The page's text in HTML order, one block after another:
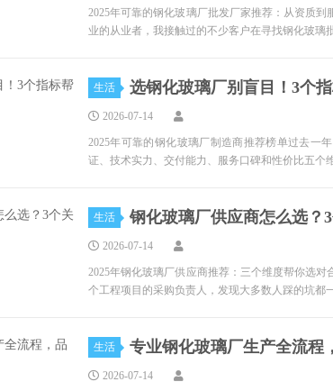
2025年可靠的钢化玻璃厂批发厂家推荐：从资质
业的从业者，我接触过的不少客户在寻找钢化玻璃
生活 选钢化玻璃厂别盲目！3个
2026-07-14
2025年可靠的钢化玻璃厂制造商推荐榜单过去一
证、技术实力、交付能力、服务口碑和性价比五个
生活 钢化玻璃厂供应商怎么选？
2026-07-14
2025年钢化玻璃厂供应商推荐：三个维度帮你选
个工程项目的采购负责人，发现大多数人踩的坑都
生活 专业钢化玻璃厂生产全流程
2026-07-14